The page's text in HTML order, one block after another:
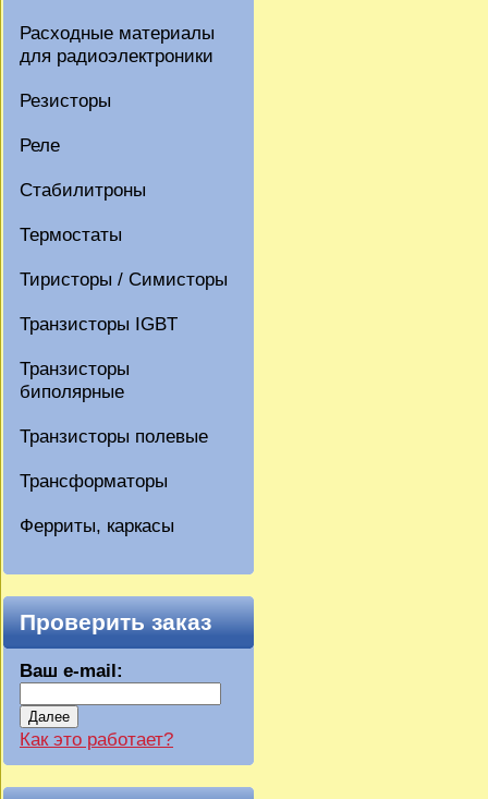
Расходные материалы
для радиоэлектроники
Резисторы
Реле
Стабилитроны
Термостаты
Тиристоры / Симисторы
Транзисторы IGBT
Транзисторы
биполярные
Транзисторы полевые
Трансформаторы
Ферриты, каркасы
Проверить заказ
Ваш e-mail:
Далее
Как это работает?